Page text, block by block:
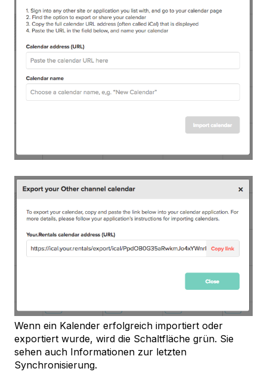
Wenn ein Kalender erfolgreich importiert oder
exportiert wurde, wird die Schaltfläche grün. Sie
sehen auch Informationen zur letzten
Synchronisierung.